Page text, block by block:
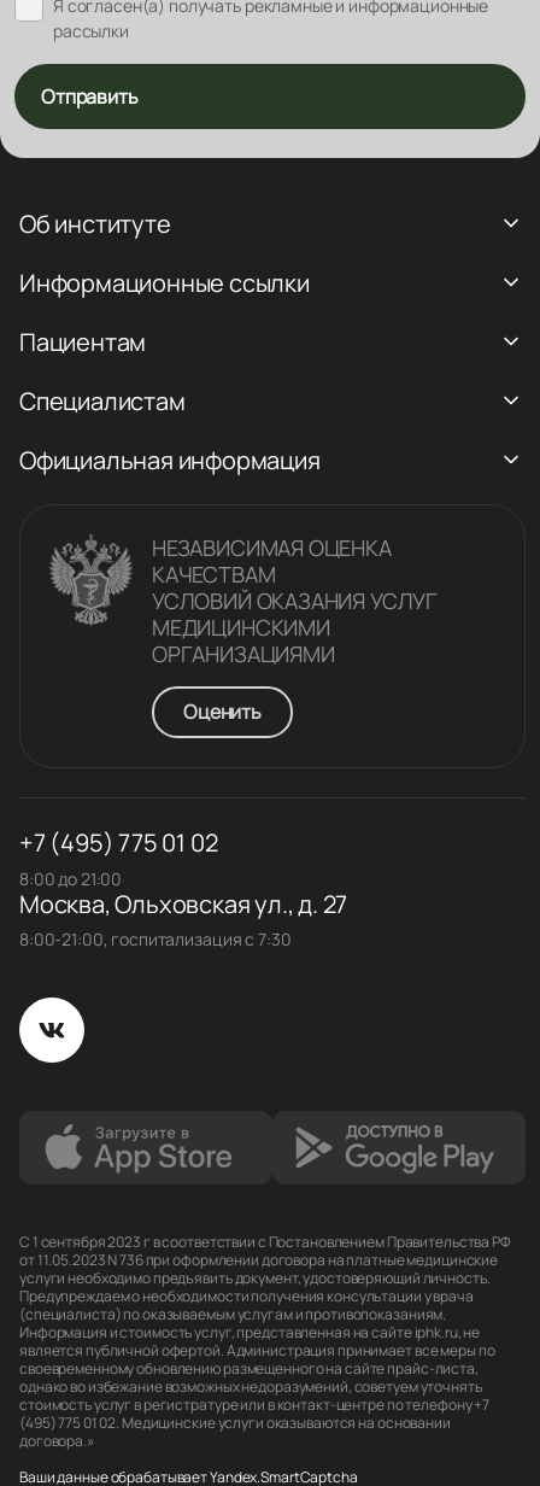
Я согласен(а) получать рекламные и информационные
рассылки
Отправить
Об институте
Информационные ссылки
Пациентам
Специалистам
Официальная информация
НЕЗАВИСИМАЯ ОЦЕНКА
КАЧЕСТВАM
УСЛОВИЙ ОКАЗАНИЯ УСЛУГ
МЕДИЦИНСКИМИ
ОРГАНИЗАЦИЯМИ
Оценить
+7 (495) 775 01 02
8:00 до 21:00
Москва, Ольховская ул., д. 27
8:00-21:00, госпитализация с 7:30
С 1 сентября 2023 г в соответствии с Постановлением Правительства РФ
от 11.05.2023 N 736 при оформлении договора на платные медицинские
услуги необходимо предъявить документ, удостоверяющий личность.
Предупреждаем о необходимости получения консультации у врача
(специалиста) по оказываемым услугам и противопоказаниям.
Информация и стоимость услуг, представленная на сайте iphk.ru, не
является публичной офертой. Администрация принимает все меры по
своевременному обновлению размещенного на сайте прайс-листа,
однако во избежание возможных недоразумений, советуем уточнять
стоимость услуг в регистратуре или в контакт-центре по телефону +7
(495) 775 01 02. Медицинские услуги оказываются на основании
договора.»
Ваши данные обрабатывает Yandex.SmartCaptcha